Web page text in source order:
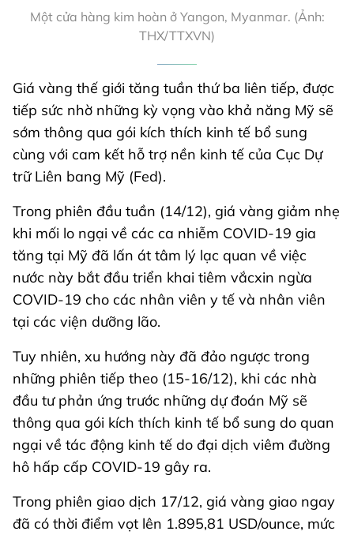
Một cửa hàng kim hoàn ở Yangon, Myanmar. (Ảnh:
THX/TTXVN)
Giá vàng thế giới tăng tuần thứ ba liên tiếp, được
tiếp sức nhờ những kỳ vọng vào khả năng Mỹ sẽ
sớm thông qua gói kích thích kinh tế bổ sung
cùng với cam kết hỗ trợ nền kinh tế của Cục Dự
trữ Liên bang Mỹ (Fed).
Trong phiên đầu tuần (14/12), giá vàng giảm nhẹ
khi mối lo ngại về các ca nhiễm COVID-19 gia
tăng tại Mỹ đã lấn át tâm lý lạc quan về việc
nước này bắt đầu triển khai tiêm vắcxin ngừa
COVID-19 cho các nhân viên y tế và nhân viên
tại các viện dưỡng lão.
Tuy nhiên, xu hướng này đã đảo ngược trong
những phiên tiếp theo (15-16/12), khi các nhà
đầu tư phản ứng trước những dự đoán Mỹ sẽ
thông qua gói kích thích kinh tế bổ sung do quan
ngại về tác động kinh tế do đại dịch viêm đường
hô hấp cấp COVID-19 gây ra.
Trong phiên giao dịch 17/12, giá vàng giao ngay
đã có thời điểm vọt lên 1.895,81 USD/ounce, mức